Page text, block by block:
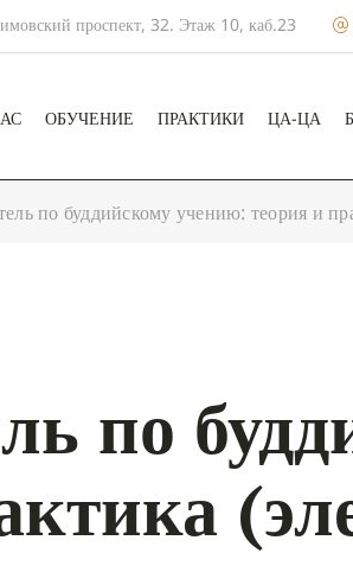
проспект, 32. Этаж 10, каб.23
ОБУЧЕНИЕ ПРАКТИКИ ЦА-ЦА
по буддийскому учению: теория и
по